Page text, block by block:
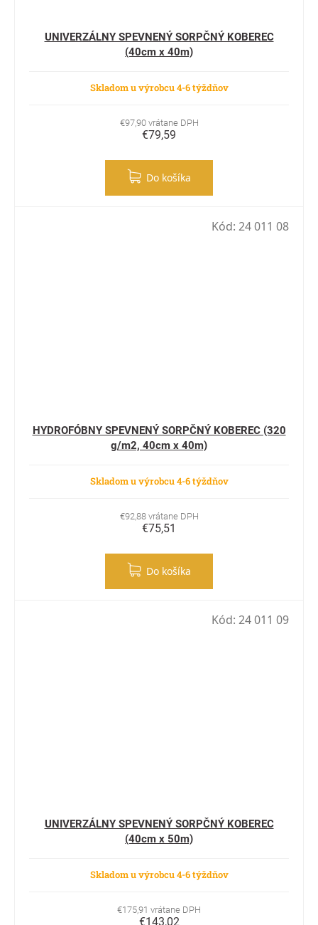
UNIVERZÁLNY SPEVNENÝ SORPČNÝ KOBEREC
(40cm x 40m)
Skladom u výrobcu 4-6 týždňov
€97,90 vrátane DPH
€79,59
Do košíka
HYDROFÓBNY SPEVNENÝ SORPČNÝ KOBEREC (320
g/m2, 40cm x 40m)
Skladom u výrobcu 4-6 týždňov
€92,88 vrátane DPH
€75,51
Do košíka
Kód: 24 011 08
UNIVERZÁLNY SPEVNENÝ SORPČNÝ KOBEREC
(40cm x 50m)
Skladom u výrobcu 4-6 týždňov
€175,91 vrátane DPH
€143,02
Kód: 24 011 09